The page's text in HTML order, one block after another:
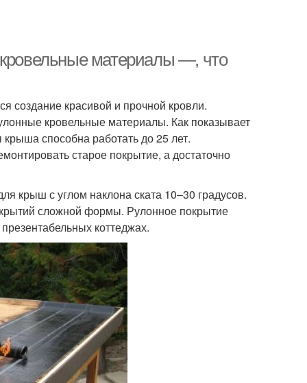
материалы —, что
создание красивой и прочной кровли.
кровельные материалы. Как показывает
способна работать до 25 лет.
старое покрытие, а достаточно
крыш с углом наклона ската 10–30 градусов.
сложной формы. Рулонное покрытие
коттеджах.